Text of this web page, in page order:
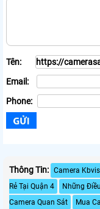
Tên:
Email:
Phone:
Thông Tin: Camera
Rẻ Tại Quận 4
Những
Camera Quan Sát
Mua